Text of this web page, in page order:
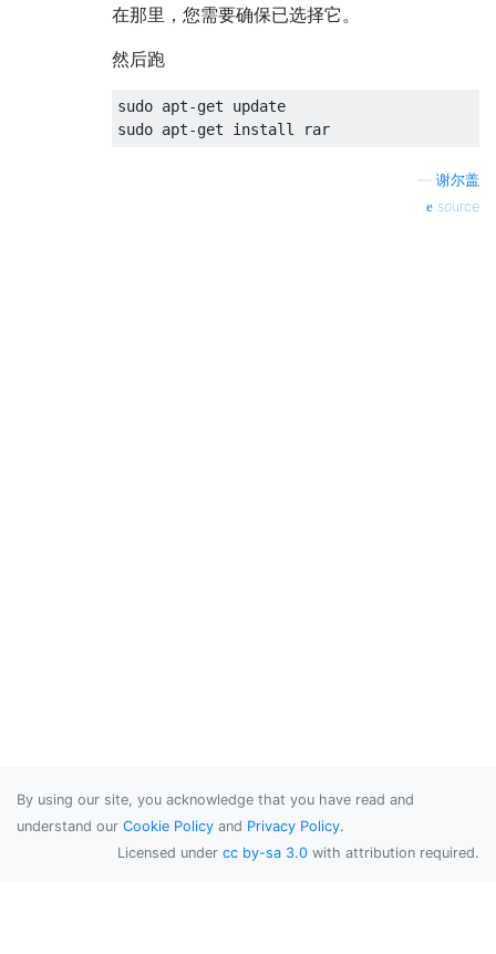
在那里，您需要确保已选择它。
然后跑
sudo apt-get update
谢尔盖
source
By using our site, you acknowledge that you have read and
understand our Cookie Policy and Privacy Policy.
Licensed under cc by-sa 3.0 with attribution required.